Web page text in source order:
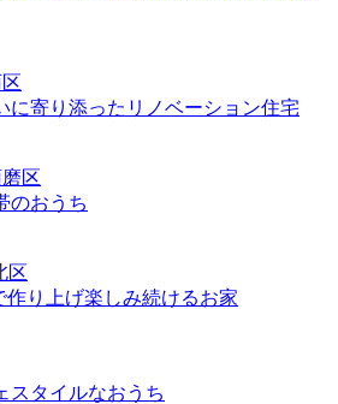
に寄り添ったリノベーション住宅
区
のおうち
区
り上げ楽しみ続けるお家
スタイルなおうち